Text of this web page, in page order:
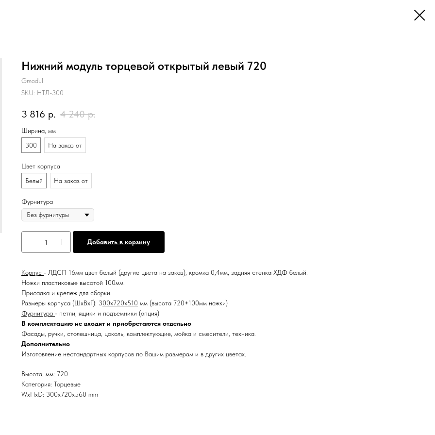
Нижний модуль торцевой открытый левый 720
Gmodul
SKU: НТЛ-300
3 816 р. 4 240 р.
Ширина, мм
300
На заказ от
Цвет корпуса
Белый
На заказ от
Фурнитура
Добавить в корзину
Корпус - ЛДСП 16мм цвет белый (другие цвета на заказ), кромка 0,4мм, задняя стенка ХДФ белый.
Ножки пластиковые высотой 100мм.
Присадка и крепеж для сборки.
Размеры корпуса (ШxВxГ): 300x720x510 мм (высота 720+100мм ножки)
Фурнитура - петли, ящики и подъемники (опция)
В комплектацию не входят и приобретаются отдельно
Фасады, ручки, столешница, цоколь, комплектующие, мойка и смесители, техника.
Дополнительно
Изготовление нестандартных корпусов по Вашим размерам и в других цветах.
Высота, мм: 720
Категория: Торцевые
WxHxD: 300x720x560 mm